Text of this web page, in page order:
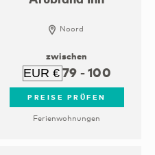
Noord
zwischen
79 -100
PREISE PRÜFEN
Ferienwohnungen